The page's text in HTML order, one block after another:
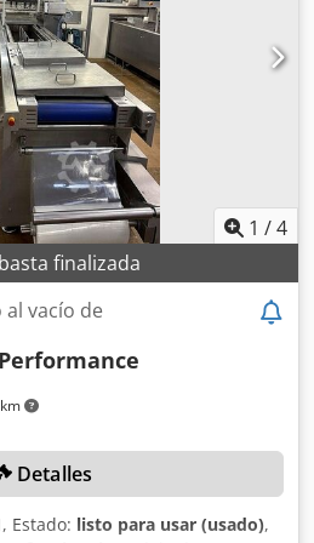
Esta máquina es muy versátil y
puede emplear para una gran
los sectores alimentario y no
L totalmente automática con
control PLC con pantalla
• Almacenamiento de hasta
del producto • Cambios de
3.600 unidades por hora •
y rápidos • Dimensiones
x 400 x 240 mm • Dimensiones
x 1.675 mm • ¡No se necesita
Tp H Tjyjk • Puertas en
• Interior de la máquina con
1 /4
finalizada
al vacío de
Detalles
, Estado: listo para usar (usado),